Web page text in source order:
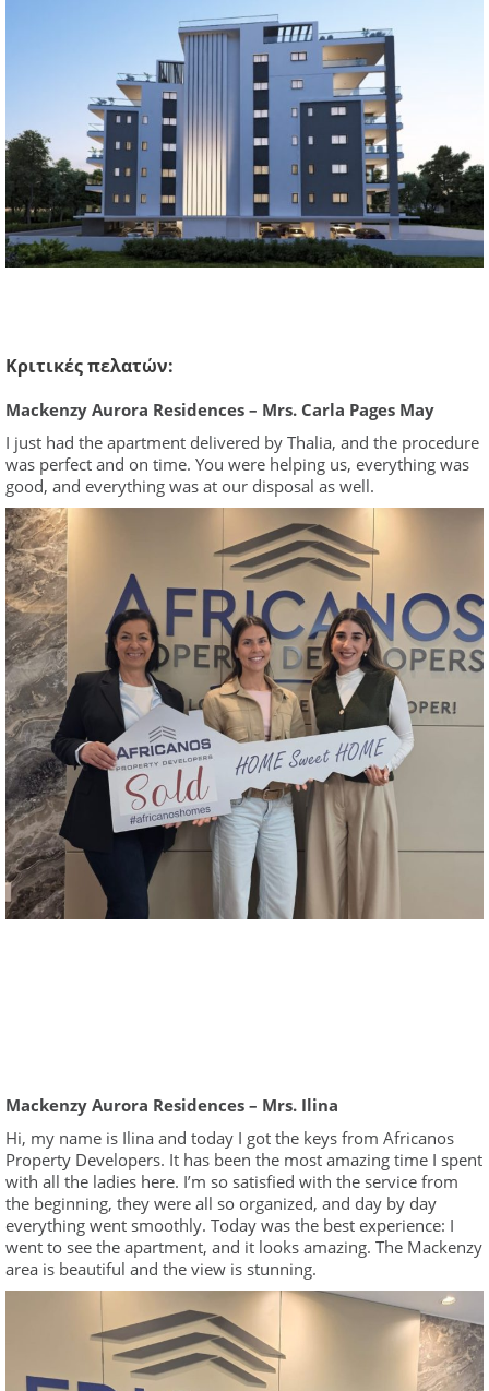
Κριτικές πελατών:
Mackenzy Aurora Residences – Mrs. Carla Pages May
Ι just had the apartment delivered by Thalia, and the procedure
was perfect and on time. You were helping us, everything was
good, and everything was at our disposal as well.
Mackenzy Aurora Residences – Mrs. Ilina
Hi, my name is Ilina and today I got the keys from Africanos
Property Developers. It has been the most amazing time I spent
with all the ladies here. I’m so satisfied with the service from
the beginning, they were all so organized, and day by day
everything went smoothly. Today was the best experience: I
went to see the apartment, and it looks amazing. The Mackenzy
area is beautiful and the view is stunning.